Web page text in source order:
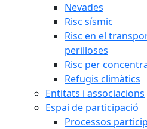
Nevades
Risc sísmic
Risc en el
perilloses
Risc per
Refugis climàtics
Entitats i associacions
Espai de participació
Processos